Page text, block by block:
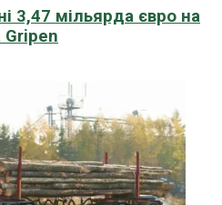
3,47 мільярда євро на
Gripen